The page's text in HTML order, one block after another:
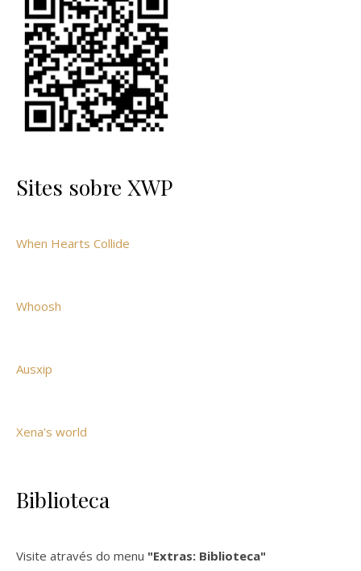
Sites sobre XWP
When Hearts Collide
Whoosh
Ausxip
Xena's world
Biblioteca
Visite através do menu "Extras: Biblioteca"